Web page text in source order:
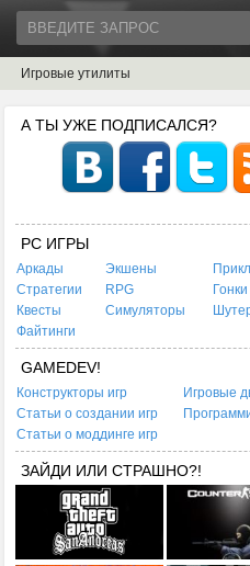
Игровые утилиты
А ТЫ УЖЕ ПОДПИСАЛСЯ?
PC ИГРЫ
Аркады Экшены
Стратегии
RPG
Гонки
Квесты
Симуляторы
Файтинги
GAMEDEV!
Конструкторы игр
Игровые
Статьи о создании игр
Статьи о моддинге игр
ЗАЙДИ ИЛИ СТРАШНО?!